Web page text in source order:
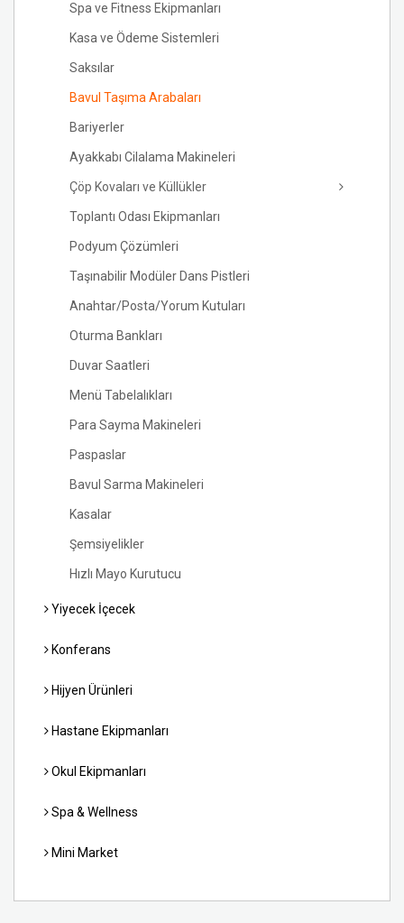
Spa ve Fitness Ekipmanları
Kasa ve Ödeme Sistemleri
Saksılar
Bavul Taşıma Arabaları
Bariyerler
Ayakkabı Cilalama Makineleri
Çöp Kovaları ve Küllükler
Toplantı Odası Ekipmanları
Podyum Çözümleri
Taşınabilir Modüler Dans Pistleri
Anahtar/Posta/Yorum Kutuları
Oturma Bankları
Duvar Saatleri
Menü Tabelalıkları
Para Sayma Makineleri
Paspaslar
Bavul Sarma Makineleri
Kasalar
Şemsiyelikler
Hızlı Mayo Kurutucu
Yiyecek İçecek
Konferans
Hijyen Ürünleri
Hastane Ekipmanları
Okul Ekipmanları
Spa & Wellness
Mini Market